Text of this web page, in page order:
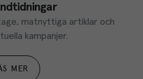
matnyttiga artiklar och
kampanjer.
MER